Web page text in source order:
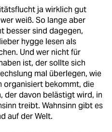
ja wirklich gut
weiß. So lange aber
besser sind dagegen,
hygge lesen als
Und wer nicht für
ist, der sollte sich
mal überlegen, wie
organisiert bekommt, die
der davon belästigt wird, in
treibt. Wahnsinn gibt es
auf der Welt.